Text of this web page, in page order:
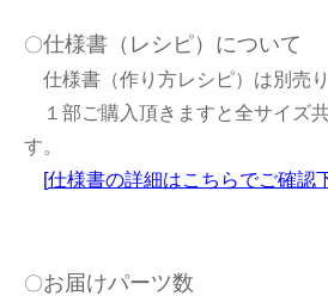
〇仕様書（レシピ）について
仕様書（作り方レシピ）は別売り
１部ご購入頂きますと全サイズ
す。
[仕様書の詳細はこちらでご確認
〇お届けパーツ数